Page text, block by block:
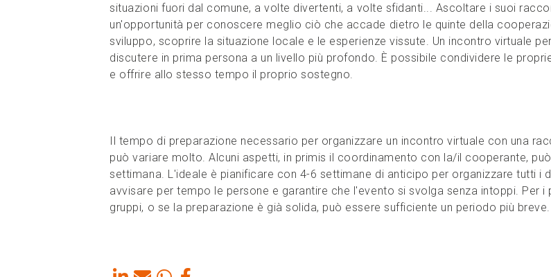
situazioni fuori dal comune, a volte divertenti, a volte sfidanti... Ascoltare i suoi
un'opportunità per conoscere meglio ciò che accade dietro le quinte della
sviluppo, scoprire la situazione locale e le esperienze vissute. Un incontro virtuale
discutere in prima persona a un livello più profondo. È possibile condividere le
e offrire allo stesso tempo il proprio sostegno.
Il tempo di preparazione necessario per organizzare un incontro virtuale con una
può variare molto. Alcuni aspetti, in primis il coordinamento con la/il cooperante,
settimana. L'ideale è pianificare con 4-6 settimane di anticipo per organizzare tutti i
avvisare per tempo le persone e garantire che l'evento si svolga senza intoppi. Per i
gruppi, o se la preparazione è già solida, può essere sufficiente un periodo più breve.